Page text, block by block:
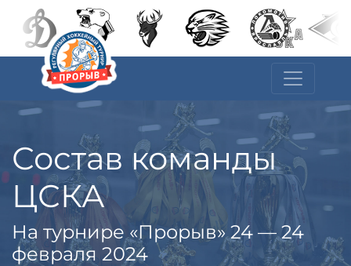
Состав команды
ЦСКА
На турнире «Прорыв» 24 — 24
февраля 2024